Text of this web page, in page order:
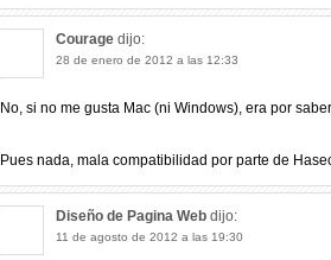
Courage dijo:
28 de enero de 2012 a las 12:33
No, si no me gusta Mac (ni Windows), era por
Pues nada, mala compatibilidad por parte de
Diseño de Pagina Web dijo:
11 de agosto de 2012 a las 19:30